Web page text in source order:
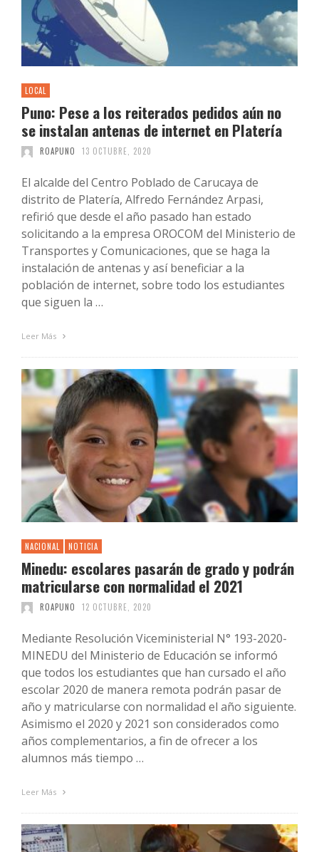
LOCAL
Puno: Pese a los reiterados pedidos aún no
se instalan antenas de internet en Platería
ROAPUNO 13 OCTUBRE, 2020
El alcalde del Centro Poblado de Carucaya de
distrito de Platería, Alfredo Fernández Arpasi,
refirió que desde el año pasado han estado
solicitando a la empresa OROCOM del Ministerio de
Transportes y Comunicaciones, que se haga la
instalación de antenas y así beneficiar a la
población de internet, sobre todo los estudiantes
que siguen la …
Leer Más
NACIONAL NOTICIA
Minedu: escolares pasarán de grado y podrán
matricularse con normalidad el 2021
ROAPUNO 12 OCTUBRE, 2020
Mediante Resolución Viceministerial N° 193-2020-
MINEDU del Ministerio de Educación se informó
que todos los estudiantes que han cursado el año
escolar 2020 de manera remota podrán pasar de
año y matricularse con normalidad el año siguiente.
Asimismo el 2020 y 2021 son considerados como
años complementarios, a fin de ofrecer a los
alumnos más tiempo …
Leer Más